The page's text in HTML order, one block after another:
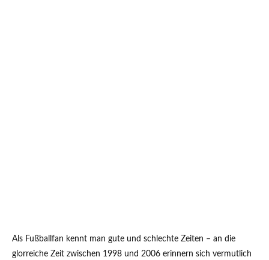
Als Fußballfan kennt man gute und schlechte Zeiten – an die
glorreiche Zeit zwischen 1998 und 2006 erinnern sich vermutlich